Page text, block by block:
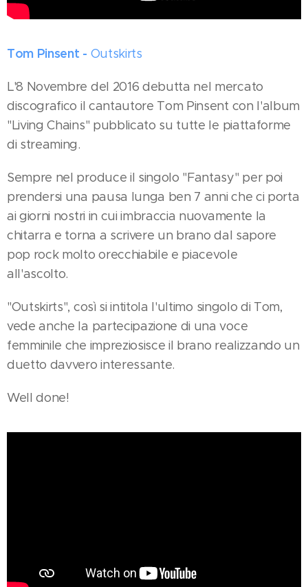
Tom Pinsent - Outskirts
L'8 Novembre del 2016 debutta nel mercato
discografico il cantautore Tom Pinsent con l'album
"Living Chains" pubblicato su tutte le piattaforme
di streaming.
Sempre nel produce il singolo "Fantasy" per poi
prendersi una pausa lunga ben 7 anni che ci porta
ai giorni nostri in cui imbraccia nuovamente la
chitarra e torna a scrivere un brano dal sapore
pop rock molto orecchiabile e piacevole
all'ascolto.
"Outskirts", così si intitola l'ultimo singolo di Tom,
vede anche la partecipazione di una voce
femminile che impreziosisce il brano realizzando un
duetto davvero interessante.
Well done!